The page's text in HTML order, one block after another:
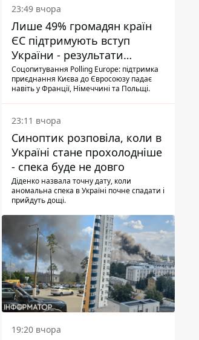
23:49 вчора
Лише 49% громадян країн
ЄС підтримують вступ
України - результати
опитування
Соцопитування Polling Europe: підтримка
приєднання Києва до Євросоюзу падає
навіть у Франції, Німеччині та Польщі.
23:11 вчора
Синоптик розповіла, коли в
Україні стане прохолодніше
- спека буде не довго
Діденко назвала точну дату, коли
аномальна спека в Україні почне спадати і
прийдуть дощі.
19:20 вчора